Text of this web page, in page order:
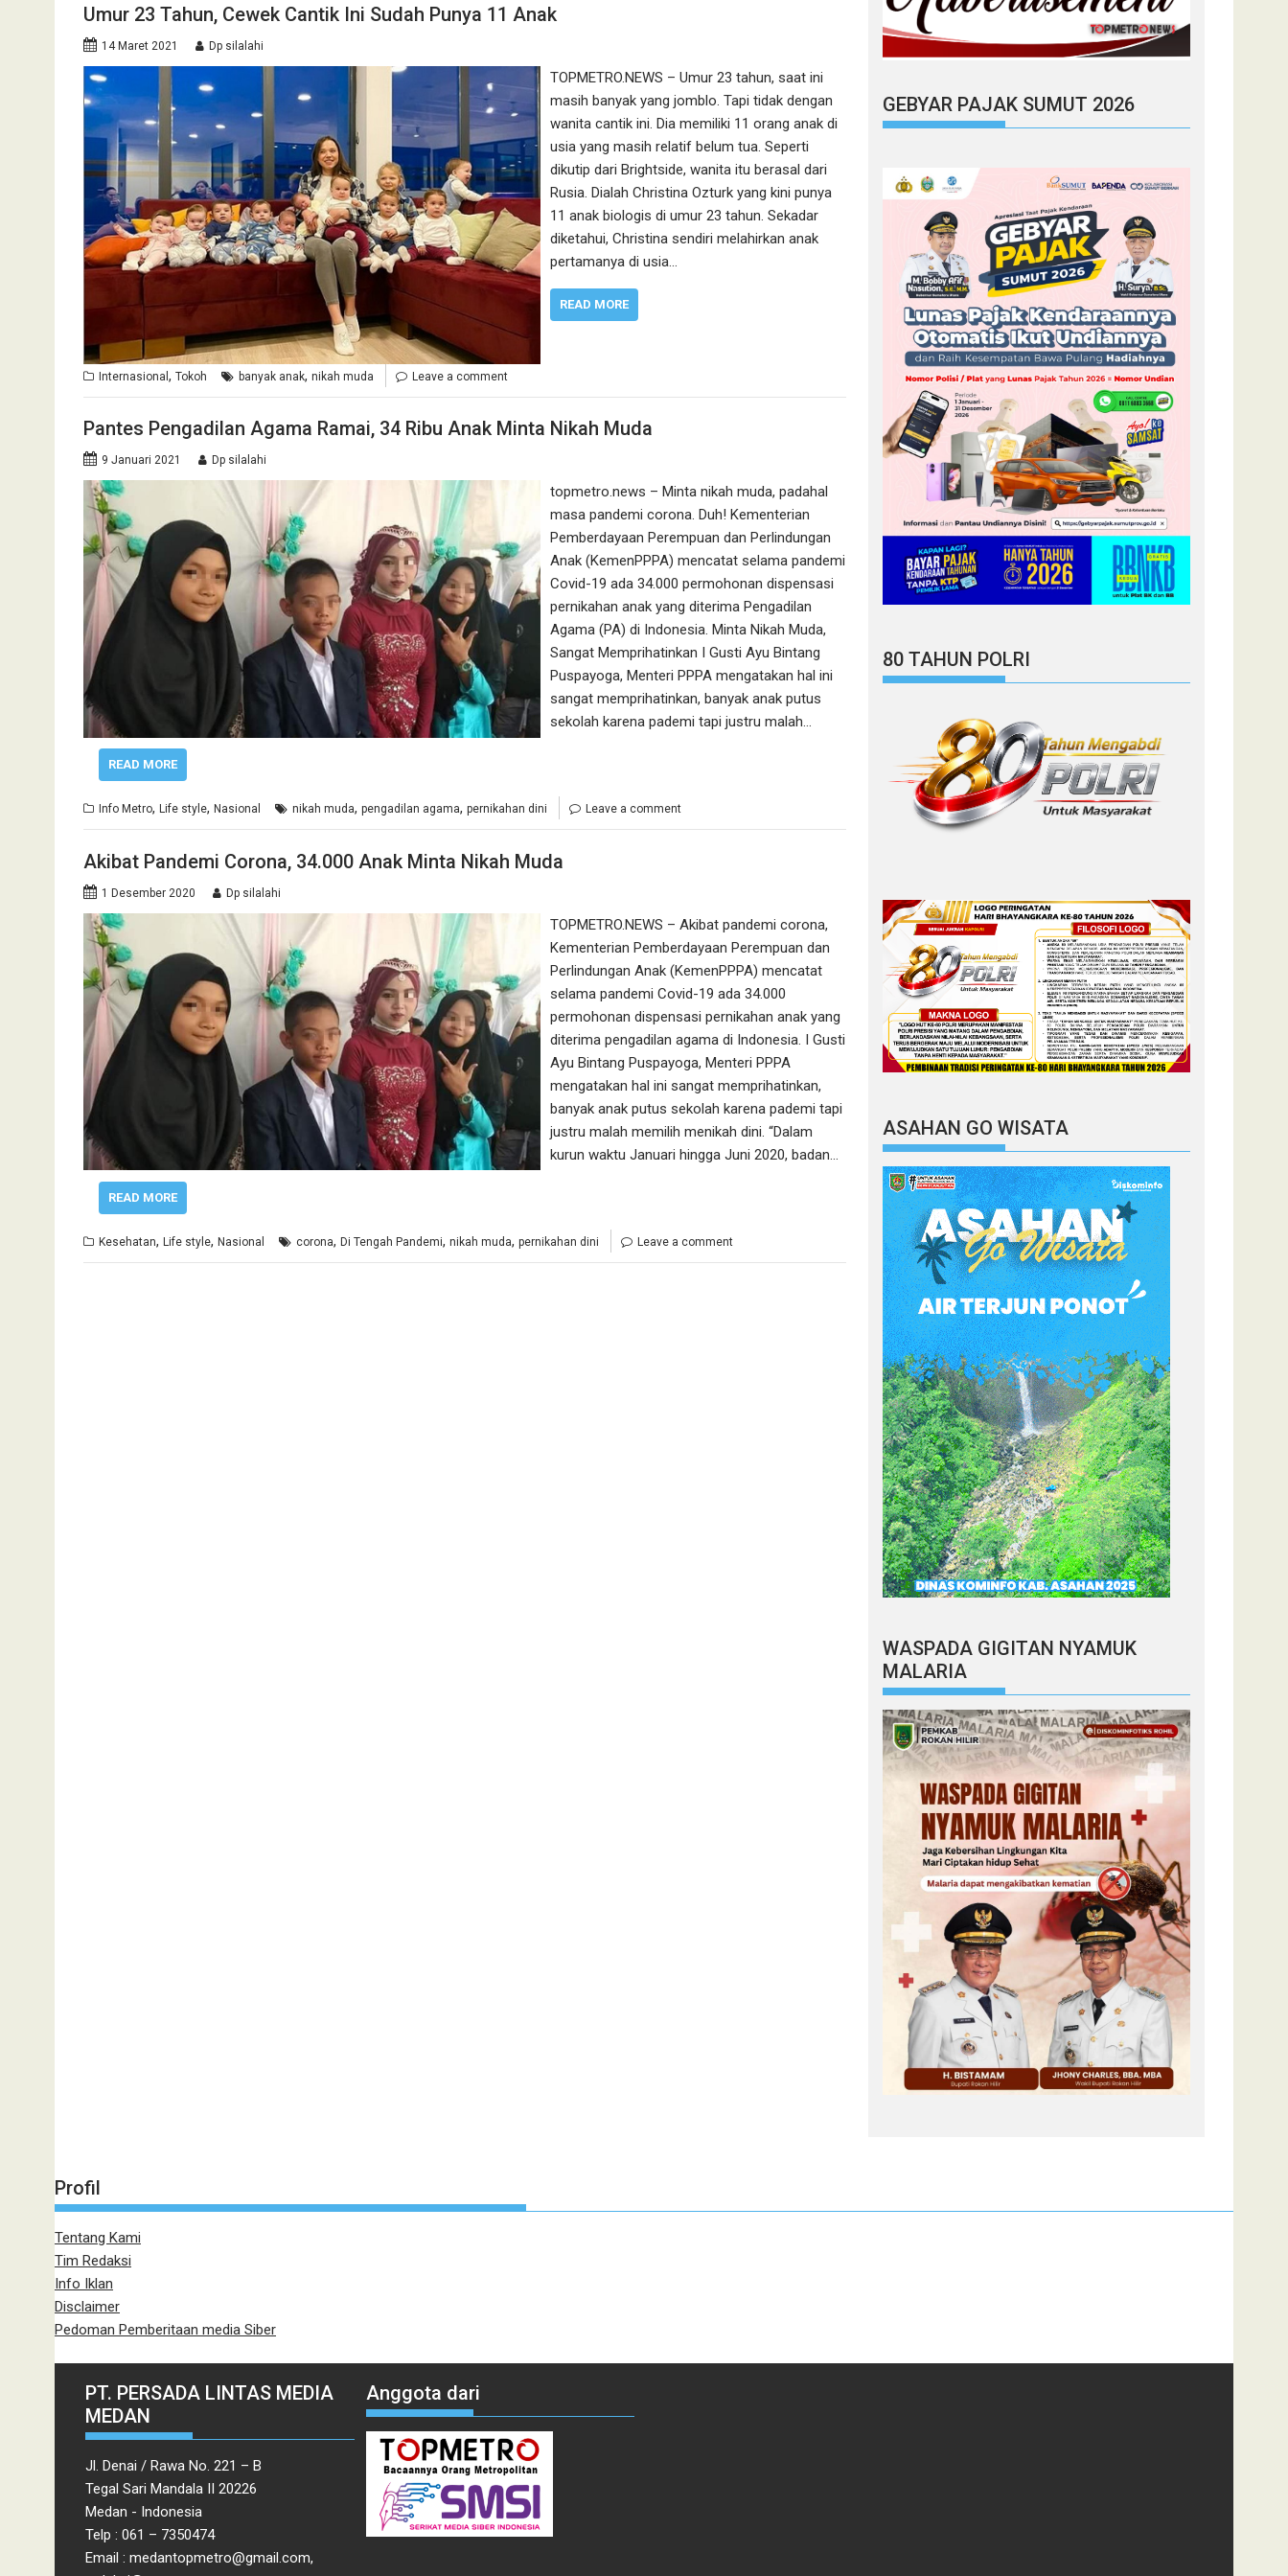
Umur 23 Tahun, Cewek Cantik Ini Sudah Punya 11 Anak
14 Maret 2021 Dp silalahi
TOPMETRO.NEWS – Umur 23 tahun, saat ini
masih banyak yang jomblo. Tapi tidak dengan
wanita cantik ini. Dia memiliki 11 orang anak di
usia yang masih relatif belum tua. Seperti
dikutip dari Brightside, wanita itu berasal dari
Rusia. Dialah Christina Ozturk yang kini punya
11 anak biologis di umur 23 tahun. Sekadar
diketahui, Christina sendiri melahirkan anak
pertamanya di usia…
READ MORE
Internasional , Tokoh banyak anak, nikah muda Leave a comment
Pantes Pengadilan Agama Ramai, 34 Ribu Anak Minta Nikah Muda
9 Januari 2021 Dp silalahi
topmetro.news – Minta nikah muda, padahal
masa pandemi corona. Duh! Kementerian
Pemberdayaan Perempuan dan Perlindungan
Anak (KemenPPPA) mencatat selama pandemi
Covid-19 ada 34.000 permohonan dispensasi
pernikahan anak yang diterima Pengadilan
Agama (PA) di Indonesia. Minta Nikah Muda,
Sangat Memprihatinkan I Gusti Ayu Bintang
Puspayoga, Menteri PPPA mengatakan hal ini
sangat memprihatinkan, banyak anak putus
sekolah karena pademi tapi justru malah…
READ MORE
Info Metro, Life style, Nasional nikah muda, pengadilan agama, pernikahan dini Leave a comment
Akibat Pandemi Corona, 34.000 Anak Minta Nikah Muda
1 Desember 2020 Dp silalahi
TOPMETRO.NEWS – Akibat pandemi corona,
Kementerian Pemberdayaan Perempuan dan
Perlindungan Anak (KemenPPPA) mencatat
selama pandemi Covid-19 ada 34.000
permohonan dispensasi pernikahan anak yang
diterima pengadilan agama di Indonesia. I Gusti
Ayu Bintang Puspayoga, Menteri PPPA
mengatakan hal ini sangat memprihatinkan,
banyak anak putus sekolah karena pademi tapi
justru malah memilih menikah dini. “Dalam
kurun waktu Januari hingga Juni 2020, badan…
READ MORE
Kesehatan, Life style, Nasional corona, Di Tengah Pandemi, nikah muda, pernikahan dini Leave a comment
GEBYAR PAJAK SUMUT 2026
80 TAHUN POLRI
ASAHAN GO WISATA
WASPADA GIGITAN NYAMUK
MALARIA
Profil
Tentang Kami
Tim Redaksi
Info Iklan
Disclaimer
Pedoman Pemberitaan media Siber
PT. PERSADA LINTAS MEDIA
MEDAN
Jl. Denai / Rawa No. 221 – B
Tegal Sari Mandala II 20226
Medan - Indonesia
Telp : 061 – 7350474
Email : medantopmetro@gmail.com,
Anggota dari